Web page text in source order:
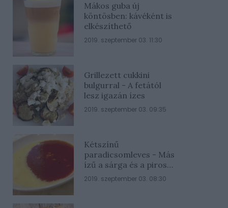
Mákos guba új
köntösben: kávéként is
elkészíthető
2019. szeptember 03. 11:30
Grillezett cukkini
bulgurral - A fetától
lesz igazán ízes
2019. szeptember 03. 09:35
Kétszínű
paradicsomleves - Más
ízű a sárga és a piros
rész
2019. szeptember 03. 08:30